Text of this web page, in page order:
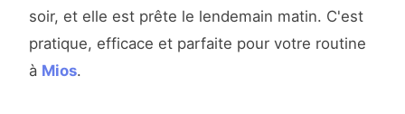
soir, et elle est prête le lendemain matin. C'est
pratique, efficace et parfaite pour votre routine
à Mios.